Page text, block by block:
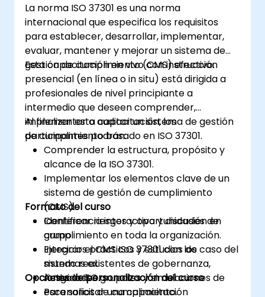
La norma ISO 37301 es una norma
internacional que especifica los requisitos
para establecer, desarrollar, implementar,
evaluar, mantener y mejorar un sistema de
gestión de cumplimiento (CMS) efectivo.
Esta capacitación en vivo con instrucción
presencial (en línea o in situ) está dirigida a
profesionales de nivel principiante a
intermedio que deseen comprender,
implementar o auditar un sistema de gestión
de cumplimiento basado en ISO 37301.
Al finalizar esta capacitación, los
participantes podrán:
Comprender la estructura, propósito y
alcance de la ISO 37301.
Implementar los elementos clave de un
sistema de gestión de cumplimiento
(CMS).
Identificar riesgos y oportunidades de
cumplimiento en toda la organización.
Integrar el CMS ISO 37301 con los
sistemas existentes de gobernanza,
riesgo o ISO.
Formato del curso
Conferencia interactiva y discusión en
grupo.
Ejercicios prácticos y estudios de caso del
mundo real.
Actividades grupales y simulaciones de
escenarios de cumplimiento.
Opciones de personalización del curso
Para solicitar una capacitación